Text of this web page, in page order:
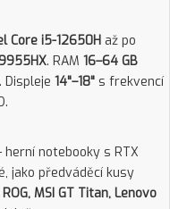
Core i5-12650H až po
. RAM 16–64 GB
. Displeje 14"–18" s frekvencí
notebooky s RTX
jako předváděcí kusy
ROG, MSI GT Titan, Lenovo